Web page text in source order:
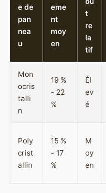
e de
pan
nea
u
eme
nt
moy
en
t
re
la
tif
Mon
ocris
talli
n
19 %
- 22
%
Él
ev
é
Poly
crist
allin
15 %
- 17
%
M
oy
en